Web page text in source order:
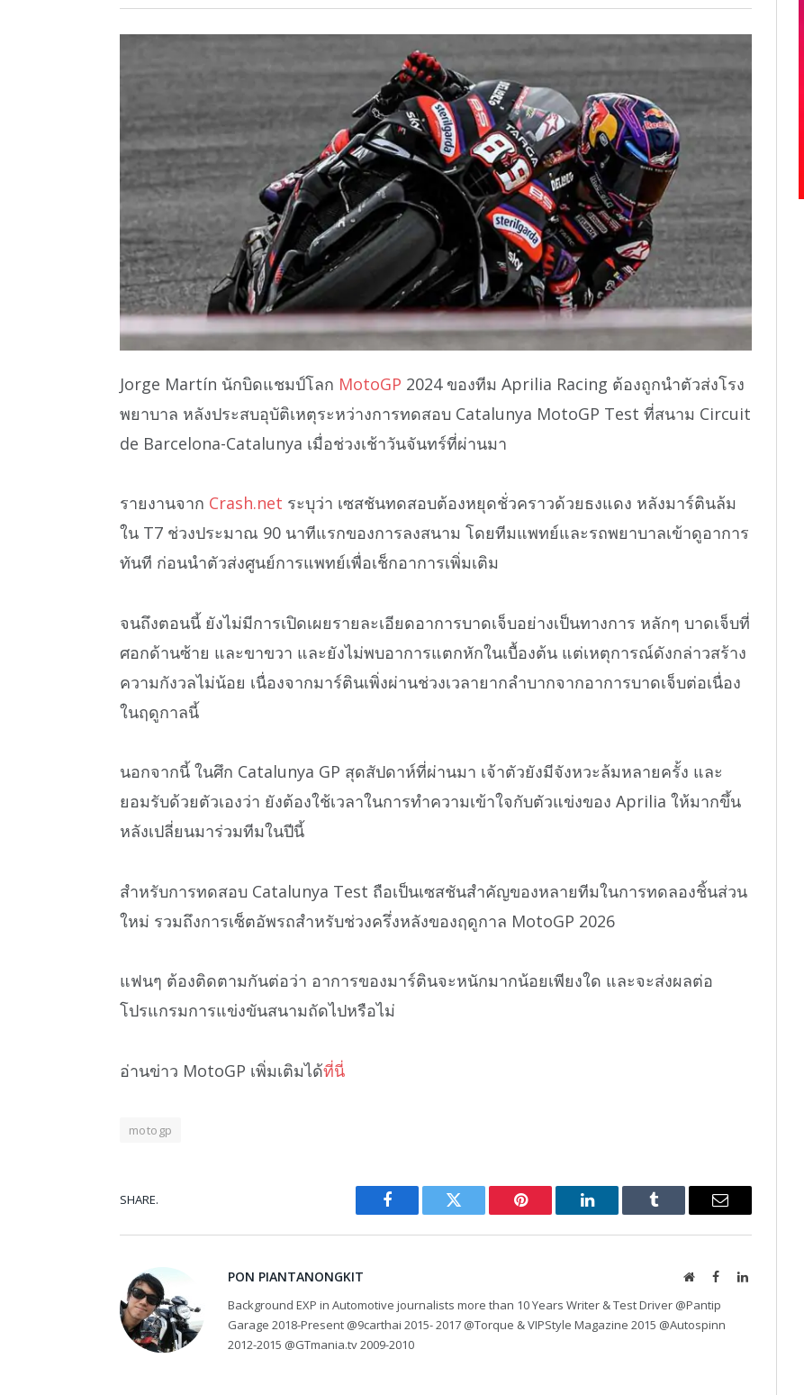
Jorge Martín นักบิดแชมป์โลก MotoGP 2024 ของทีม Aprilia Racing ต้องถูกนำตัวส่งโรง
พยาบาล หลังประสบอุบัติเหตุระหว่างการทดสอบ Catalunya MotoGP Test ที่สนาม Circuit
de Barcelona-Catalunya เมื่อช่วงเช้าวันจันทร์ที่ผ่านมา
รายงานจาก Crash.net ระบุว่า เซสชันทดสอบต้องหยุดชั่วคราวด้วยธงแดง หลังมาร์ตินล้ม
ใน T7 ช่วงประมาณ 90 นาทีแรกของการลงสนาม โดยทีมแพทย์และรถพยาบาลเข้าดูอาการ
ทันที ก่อนนำตัวส่งศูนย์การแพทย์เพื่อเช็กอาการเพิ่มเติม
จนถึงตอนนี้ ยังไม่มีการเปิดเผยรายละเอียดอาการบาดเจ็บอย่างเป็นทางการ หลักๆ บาดเจ็บที่
ศอกด้านซ้าย และขาขวา และยังไม่พบอาการแตกหักในเบื้องต้น แต่เหตุการณ์ดังกล่าวสร้าง
ความกังวลไม่น้อย เนื่องจากมาร์ตินเพิ่งผ่านช่วงเวลายากลำบากจากอาการบาดเจ็บต่อเนื่อง
ในฤดูกาลนี้
นอกจากนี้ ในศึก Catalunya GP สุดสัปดาห์ที่ผ่านมา เจ้าตัวยังมีจังหวะล้มหลายครั้ง และ
ยอมรับด้วยตัวเองว่า ยังต้องใช้เวลาในการทำความเข้าใจกับตัวแข่งของ Aprilia ให้มากขึ้น
หลังเปลี่ยนมาร่วมทีมในปีนี้
สำหรับการทดสอบ Catalunya Test ถือเป็นเซสชันสำคัญของหลายทีมในการทดลองชิ้นส่วน
ใหม่ รวมถึงการเซ็ตอัพรถสำหรับช่วงครึ่งหลังของฤดูกาล MotoGP 2026
แฟนๆ ต้องติดตามกันต่อว่า อาการของมาร์ตินจะหนักมากน้อยเพียงใด และจะส่งผลต่อ
โปรแกรมการแข่งขันสนามถัดไปหรือไม่
อ่านข่าว MotoGP เพิ่มเติมได้ที่นี่
motogp
SHARE.
Facebook Twitter Pinterest LinkedIn Tumblr Email
PON PIANTANONGKIT WebsiteFacebookLinkedIn
Background EXP in Automotive journalists more than 10 Years Writer & Test Driver @Pantip
Garage 2018-Present @9carthai 2015- 2017 @Torque & VIPStyle Magazine 2015 @Autospinn
2012-2015 @GTmania.tv 2009-2010